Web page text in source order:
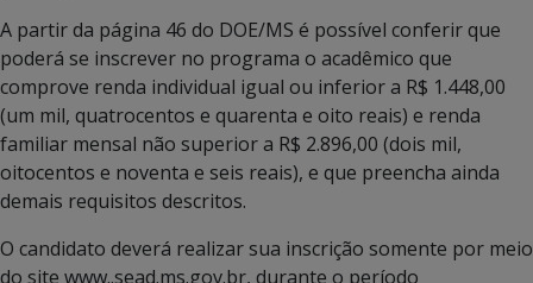
A partir da página 46 do DOE/MS é possível conferir que
poderá se inscrever no programa o acadêmico que
comprove renda individual igual ou inferior a R$ 1.448,00
(um mil, quatrocentos e quarenta e oito reais) e renda
familiar mensal não superior a R$ 2.896,00 (dois mil,
oitocentos e noventa e seis reais), e que preencha ainda
demais requisitos descritos.
O candidato deverá realizar sua inscrição somente por meio
do site www..sead.ms.gov.br, durante o período